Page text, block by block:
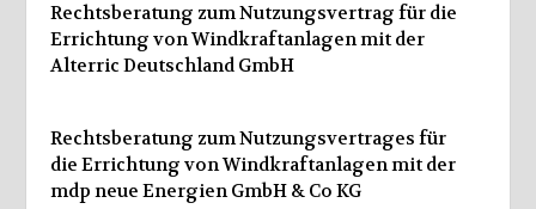
Rechtsberatung zum Nutzungsvertrag für die
Errichtung von Windkraftanlagen mit der
Alterric Deutschland GmbH
Rechtsberatung zum Nutzungsvertrages für
die Errichtung von Windkraftanlagen mit der
mdp neue Energien GmbH & Co KG